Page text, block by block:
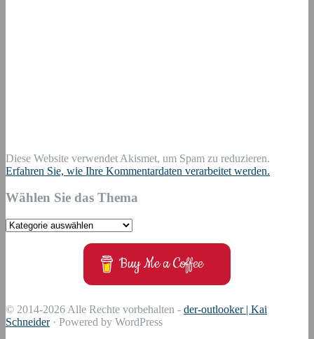
Diese Website verwendet Akismet, um Spam zu reduzieren.
Erfahren Sie, wie Ihre Kommentardaten verarbeitet werden.
Wählen Sie das Thema
Wählen
Buy Me a Coffee
© 2014-2026 Alle Rechte vorbehalten - der-outlooker | Kai
Schneider· Powered by WordPress